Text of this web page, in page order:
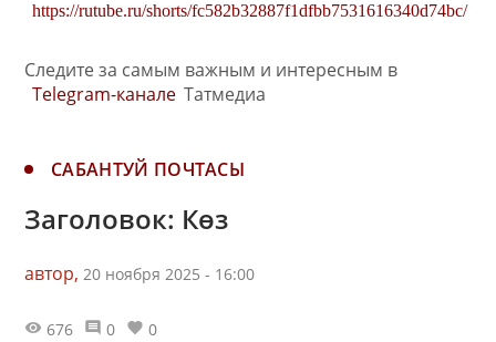
https://rutube.ru/shorts/fc582b32887f1dfbb7531616340d74bc/
Следите за самым важным и интересным в
Telegram-канале Татмедиа
САБАНТУЙ ПОЧТАСЫ
Заголовок: Көз
автор, 20 ноября 2025 - 16:00
676 0 0